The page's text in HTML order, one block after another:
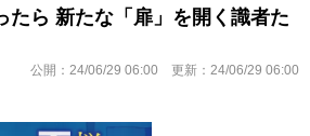
たら 新たな「扉」を開く識者た
公開： 24/06/29 06:00 更新： 24/06/29 06:00